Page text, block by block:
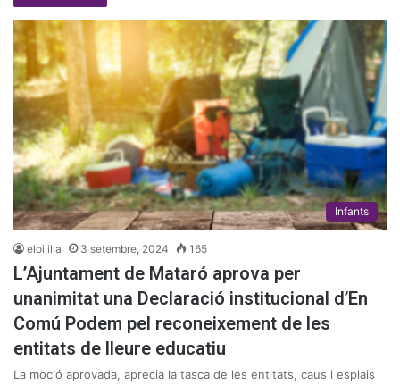
Infants
eloi illa 3 setembre, 2024 165
L’Ajuntament de Mataró aprova per
unanimitat una Declaració institucional d’En
Comú Podem pel reconeixement de les
entitats de lleure educatiu
La moció aprovada, aprecia la tasca de les entitats, caus i esplais